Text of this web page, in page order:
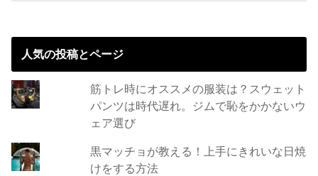
人気の投稿とページ
筋トレ時にオススメの服装は？スウェット
パンツは時代遅れ。ジムで恥をかかないウ
ェア選び
黒マッチョが教える！上手にきれいな日焼
けをする方法